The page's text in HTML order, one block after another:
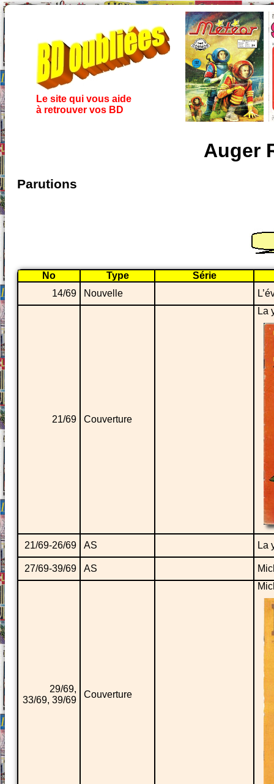
Le site qui vous aide
à retrouver vos BD
Auger
Parutions
No Type
Série
14/69
Nouvelle
21/69 Couverture
La
21/69-26/69 AS La
27/69-39/69 AS
29/69,
33/69, 39/69
Couverture